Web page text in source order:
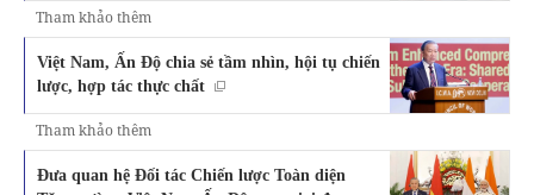
Tham khảo thêm
Việt Nam, Ấn Độ chia sẻ tầm nhìn, hội tụ chiến
lược, hợp tác thực chất
Tham khảo thêm
Đưa quan hệ Đối tác Chiến lược Toàn diện